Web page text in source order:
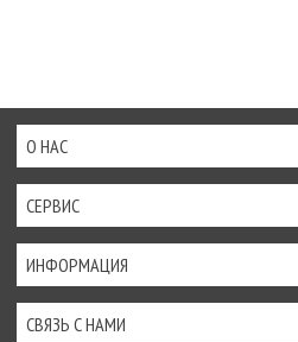
О НАС
СЕРВИС
ИНФОРМАЦИЯ
СВЯЗЬ С НАМИ